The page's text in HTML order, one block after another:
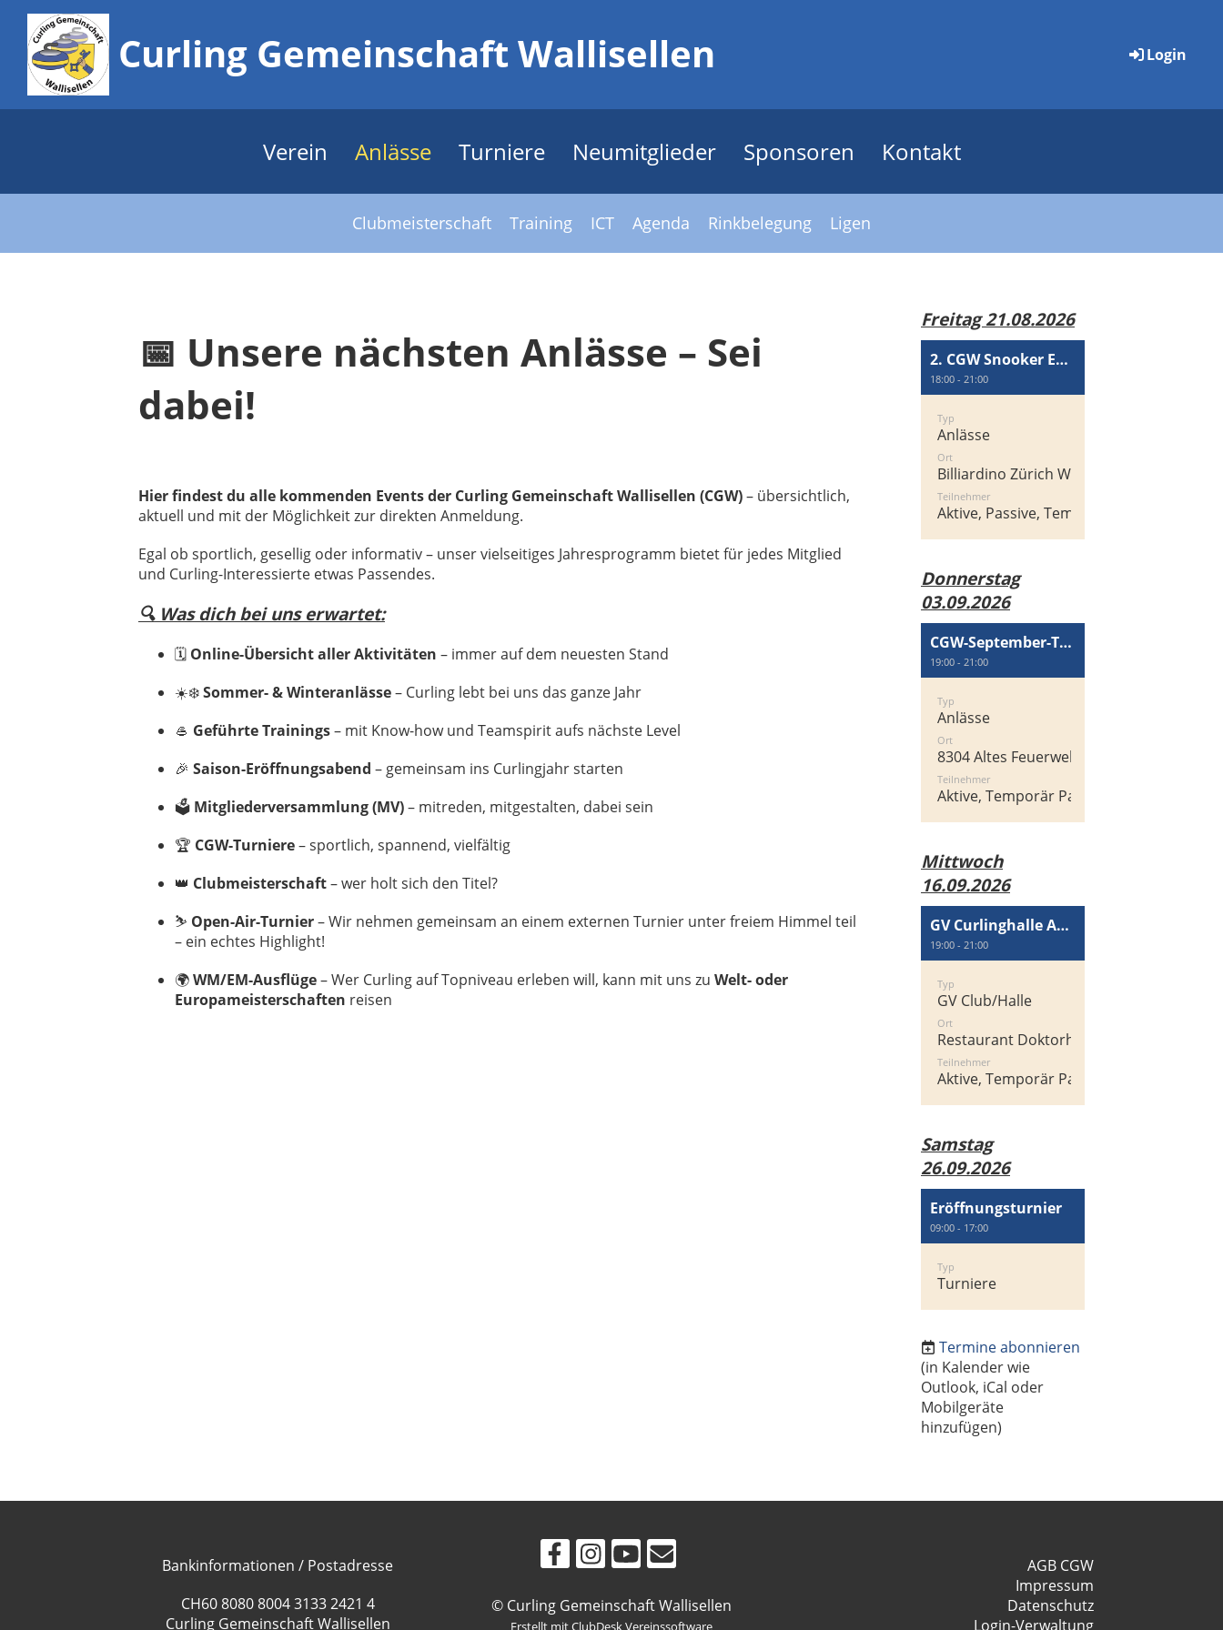
Curling Gemeinschaft Wallisellen Login
Verein Anlässe Turniere Neumitglieder Sponsoren Kontakt
Clubmeisterschaft Training ICT Agenda Rinkbelegung Ligen
📅 Unsere nächsten Anlässe – Sei
dabei!
Hier findest du alle kommenden Events der Curling Gemeinschaft Wallisellen (CGW)– übersichtlich,
aktuell und mit der Möglichkeit zur direkten Anmeldung.
Egal ob sportlich, gesellig oder informativ – unser vielseitiges Jahresprogramm bietet für jedes Mitglied
und Curling-Interessierte etwas Passendes.
🔍 Was dich bei uns erwartet:
🗓️ Online-Übersicht aller Aktivitäten – immer auf dem neuesten Stand
☀️❄️Sommer- & Winteranlässe– Curling lebt bei uns das ganze Jahr
🥌 Geführte Trainings– mit Know-how und Teamspirit aufs nächste Level
🎉 Saison-Eröffnungsabend – gemeinsam ins Curlingjahr starten
🗳️ Mitgliederversammlung (MV)– mitreden, mitgestalten, dabei sein
🏆 CGW-Turniere– sportlich, spannend, vielfältig
👑 Clubmeisterschaft– wer holt sich den Titel?
⛷️ Open-Air-Turnier– Wir nehmen gemeinsam an einem externen Turnier unter freiem Himmel teil
– ein echtes Highlight!
🌍WM/EM-Ausflüge– Wer Curling auf Topniveau erleben will, kann mit uns zu Welt- oder
Europameisterschaften reisen
Freitag 21.08.2026
2. CGW Snooker Event
18:00 - 21:00
Typ
Anlässe
Ort
Billiardino Zürich West, Heinrichstrasse
Teilnehmer
Aktive, Passive, Temporär Passiv
Donnerstag
03.09.2026
CGW-September-Treff
19:00 - 21:00
Typ
Anlässe
Ort
8304 Altes Feuerwehrgebäude,
Teilnehmer
Aktive, Temporär Passiv, Passive
Mittwoch
16.09.2026
GV Curlinghalle AG Wallisellen
19:00 - 21:00
Typ
GV Club/Halle
Ort
Restaurant Doktorhaus
Teilnehmer
Aktive, Temporär Passiv
Samstag
26.09.2026
Eröffnungsturnier
09:00 - 17:00
Typ
Turniere
Termine abonnieren
(in Kalender wie
Outlook, iCal oder
Mobilgeräte
hinzufügen)
Bankinformationen / Postadresse
CH60 8080 8004 3133 2421 4
Curling Gemeinschaft Wallisellen
© Curling Gemeinschaft Wallisellen
Erstellt mit ClubDesk Vereinssoftware
AGB CGW
Impressum
Datenschutz
Login-Verwaltung